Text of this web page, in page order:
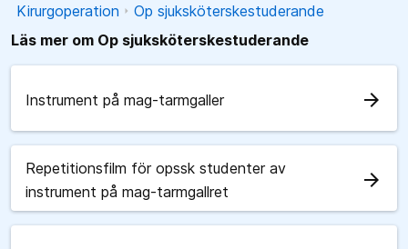
Kirurgoperation
Op sjuksköterskestuderande
Läs mer om Op sjuksköterskestuderande
Instrument på mag-tarmgaller arrow_forward
Repetitionsfilm för opssk studenter av
instrument på mag-tarmgallret
arrow_forward